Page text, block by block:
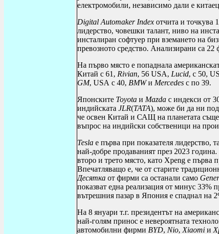
електромобили, независимо дали е
Digital Automaker Index отчита и точкува
лидерство, човешки талант, ниво на
инсталиран софтуер при вземането на
превозното средство. Анализирани са
На първо място е попаднала
Китай с 61, Rivian, 56 USA, Lucid, с 50,
GM, USA с 40, BMWи Mercedes с по 39.
Японските Toyota и Mazda с индекси от
индийската JLR(TATA), може би да ни
че освен Китай и САЩ на планетата
въпрос на индийски собственици на
Tesla e първа при показателя лидерство,
най-добре продаваният през 2023
второ и трето място, като Xpeng е първа
Впечатляващо е, че от старите
Десятка от фирми са останали само
показват една реализация от минус 33%
вътрешния пазар в Япония е спаднал на
На 8 януари т.г. президентът на
най-голям принос е невероятната
автомобилни фирми BYD, Nio,Xiaomi и